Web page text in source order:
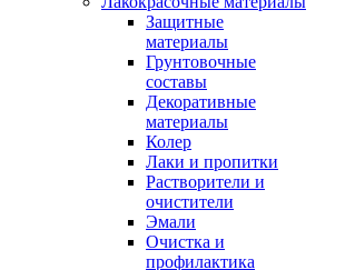
Защитные
материалы
Грунтовочные
составы
Декоративные
материалы
Колер
Лаки и пропитки
Растворители и
очистители
Эмали
Очистка и
профилактика